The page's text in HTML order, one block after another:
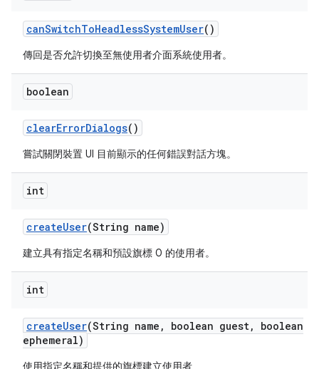
canSwitchToHeadlessSystemUser()
傳回是否允許切換至無使用者介面系統使用者。
boolean
clearErrorDialogs()
嘗試關閉裝置 UI 目前顯示的任何錯誤對話方塊。
int
createUser(String name)
建立具有指定名稱和預設旗標 0 的使用者。
int
createUser(String name , boolean guest,
boolean
ephemeral)
使用指定名稱和提供的旗標建立使用者